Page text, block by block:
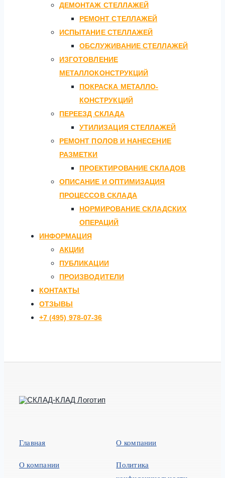
ДЕМОНТАЖ СТЕЛЛАЖЕЙ
РЕМОНТ СТЕЛЛАЖЕЙ
ИСПЫТАНИЕ СТЕЛЛАЖЕЙ
ОБСЛУЖИВАНИЕ СТЕЛЛАЖЕЙ
ИЗГОТОВЛЕНИЕ
МЕТАЛЛОКОНСТРУКЦИЙ
ПОКРАСКА МЕТАЛЛО-
КОНСТРУКЦИЙ
ПЕРЕЕЗД СКЛАДА
УТИЛИЗАЦИЯ СТЕЛЛАЖЕЙ
РЕМОНТ ПОЛОВ И НАНЕСЕНИЕ
РАЗМЕТКИ
ПРОЕКТИРОВАНИЕ СКЛАДОВ
ОПИСАНИЕ И ОПТИМИЗАЦИЯ
ПРОЦЕССОВ СКЛАДА
НОРМИРОВАНИЕ СКЛАДСКИХ
ОПЕРАЦИЙ
ИНФОРМАЦИЯ
АКЦИИ
ПУБЛИКАЦИИ
ПРОИЗВОДИТЕЛИ
КОНТАКТЫ
ОТЗЫВЫ
+7 (495) 978-07-36
Главная
О компании
О компании
Политика